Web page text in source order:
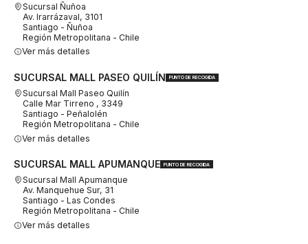
Sucursal Ñuñoa
Av. Irarrázaval, 3101
Santiago - Ñuñoa
Región Metropolitana - Chile
Ver más detalles
SUCURSAL MALL PASEO QUILÍN PUNTO DE RECOGIDA
Sucursal Mall Paseo Quilín
Calle Mar Tirreno , 3349
Santiago - Peñalolén
Región Metropolitana - Chile
Ver más detalles
SUCURSAL MALL APUMANQUE PUNTO DE RECOGIDA
Sucursal Mall Apumanque
Av. Manquehue Sur, 31
Santiago - Las Condes
Región Metropolitana - Chile
Ver más detalles